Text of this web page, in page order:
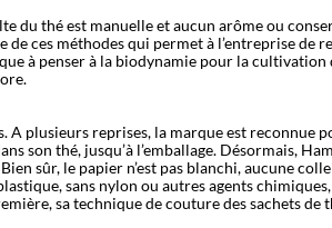
du thé est manuelle et aucun arôme ou
de ces méthodes qui permet à l’entreprise de
à penser à la biodynamie pour la cultivation
A plusieurs reprises, la marque est reconnue
son thé, jusqu’à l’emballage. Désormais,
sûr, le papier n’est pas blanchi, aucune
sans nylon ou autres agents
sa technique de couture des sachets de